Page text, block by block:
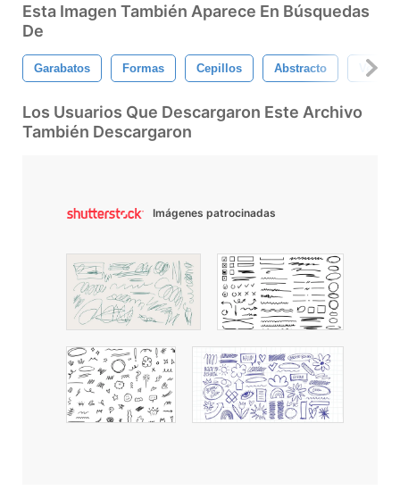
Esta Imagen También Aparece En Búsquedas
De
Garabatos Formas Cepillos Abstracto Vector
Los Usuarios Que Descargaron Este Archivo
También Descargaron
Imágenes patrocinadas